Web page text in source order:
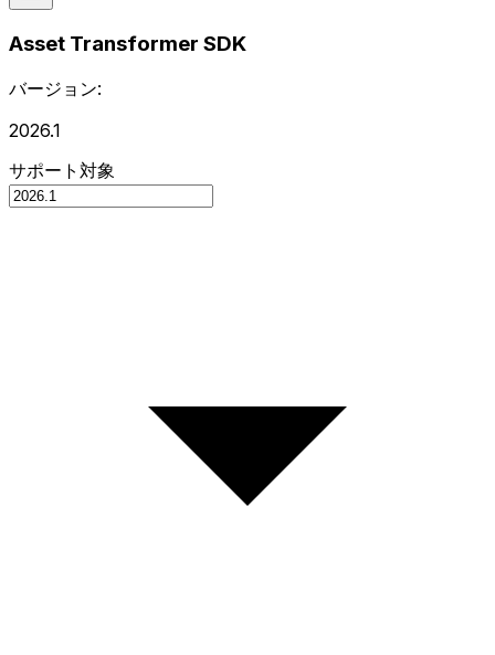
Asset Transformer SDK
バージョン:
2026.1
サポート対象